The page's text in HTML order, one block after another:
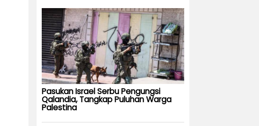
Pasukan Israel Serbu Pengungsi
Qalandia, Tangkap Puluhan Warga
Palestina